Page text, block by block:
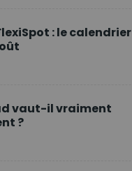
: le calendrier
vaut-il vraiment
?